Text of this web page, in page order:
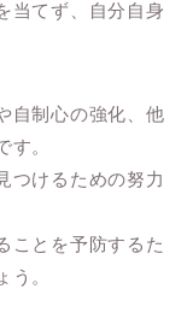
当てず、自分自身
自制心の強化、他
す。
つけるための努力
ことを予防するた
。